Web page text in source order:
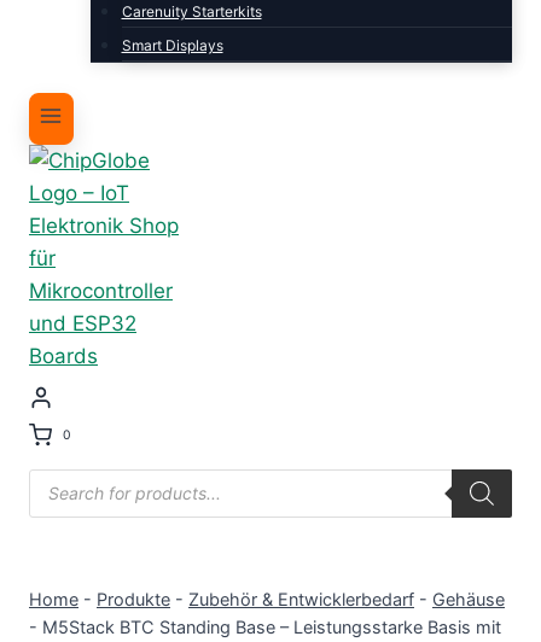
Carenuity Starterkits
Smart Displays
0
Products
search
Home - Produkte - Zubehör & Entwicklerbedarf - Gehäuse
- M5Stack BTC Standing Base – Leistungsstarke Basis mit